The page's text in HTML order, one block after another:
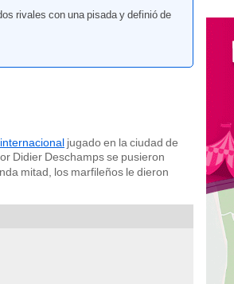
rivales con una pisada y definió de
jugado en la ciudad de
Didier Deschamps se pusieron
mitad, los marfileños le dieron